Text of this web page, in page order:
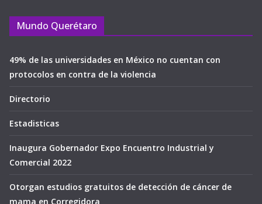
Mundo Querétaro
49% de las universidades en México no cuentan con
protocolos en contra de la violencia
Directorio
Estadisticas
Inaugura Gobernador Expo Encuentro Industrial y
Comercial 2022
Otorgan estudios gratuitos de detección de cáncer de
mama en Corregidora